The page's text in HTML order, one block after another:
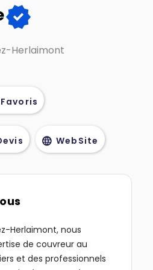
verified
Herlaimont
Favoris
language WebSite
Herlaimont, nous
de couvreur au
et des professionnels